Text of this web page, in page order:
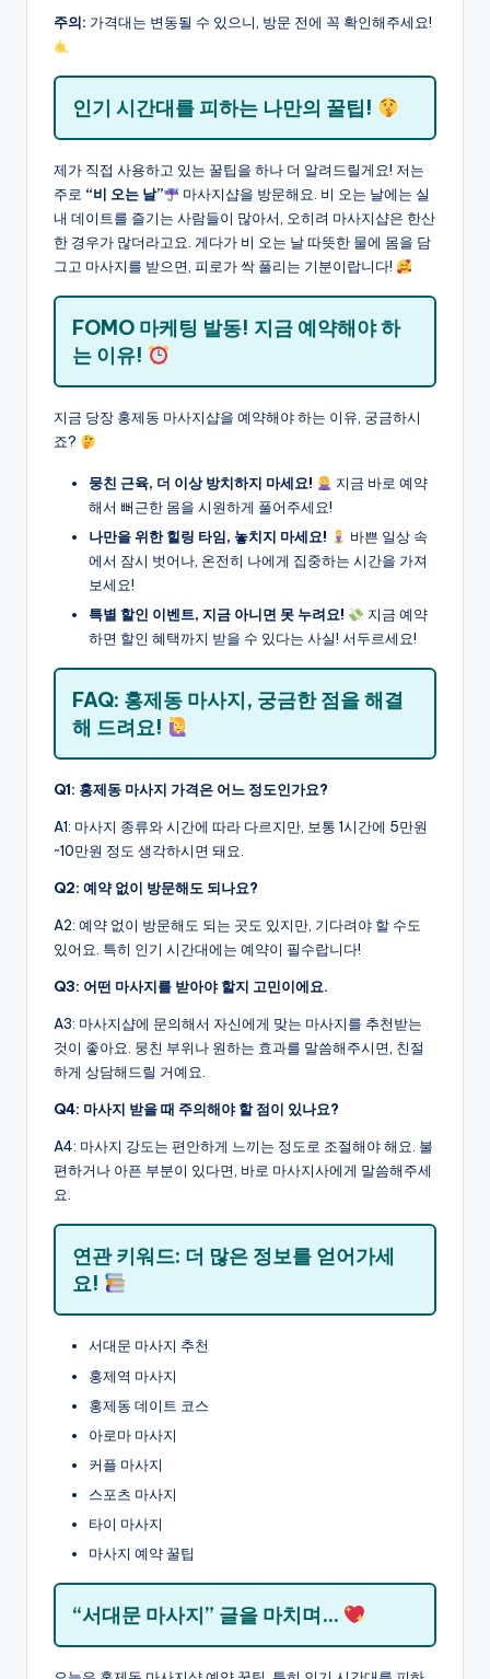
주의: 가격대는 변동될 수 있으니, 방문 전에 꼭 확인해주세요!
인기 시간대를 피하는 나만의 꿀팁!
제가 직접 사용하고 있는 꿀팁을 하나 더 알려드릴게요! 저는
주로 “비 오는 날”
마사지샵을 방문해요. 비 오는 날에는 실
내 데이트를 즐기는 사람들이 많아서, 오히려 마사지샵은 한산
한 경우가 많더라고요. 게다가 비 오는 날 따뜻한 물에 몸을 담
그고 마사지를 받으면, 피로가 싹 풀리는 기분이랍니다!
FOMO 마케팅 발동! 지금 예약해야 하
는 이유!
지금 당장 홍제동 마사지샵을 예약해야 하는 이유, 궁금하시
죠?
뭉친 근육, 더 이상 방치하지 마세요!
지금 바로 예약
해서 뻐근한 몸을 시원하게 풀어주세요!
나만을 위한 힐링 타임, 놓치지 마세요!
바쁜 일상 속
에서 잠시 벗어나, 온전히 나에게 집중하는 시간을 가져
보세요!
특별 할인 이벤트, 지금 아니면 못 누려요!
지금 예약
하면 할인 혜택까지 받을 수 있다는 사실! 서두르세요!
FAQ: 홍제동 마사지, 궁금한 점을 해결
해 드려요!
Q1: 홍제동 마사지 가격은 어느 정도인가요?
A1: 마사지 종류와 시간에 따라 다르지만, 보통 1시간에 5만원
~10만원 정도 생각하시면 돼요.
Q2: 예약 없이 방문해도 되나요?
A2: 예약 없이 방문해도 되는 곳도 있지만, 기다려야 할 수도
있어요. 특히 인기 시간대에는 예약이 필수랍니다!
Q3: 어떤 마사지를 받아야 할지 고민이에요.
A3: 마사지샵에 문의해서 자신에게 맞는 마사지를 추천받는
것이 좋아요. 뭉친 부위나 원하는 효과를 말씀해주시면, 친절
하게 상담해드릴 거예요.
Q4: 마사지 받을 때 주의해야 할 점이 있나요?
A4: 마사지 강도는 편안하게 느끼는 정도로 조절해야 해요. 불
편하거나 아픈 부분이 있다면, 바로 마사지사에게 말씀해주세
요.
연관 키워드: 더 많은 정보를 얻어가세
요!
서대문 마사지 추천
홍제역 마사지
홍제동 데이트 코스
아로마 마사지
커플 마사지
스포츠 마사지
타이 마사지
마사지 예약 꿀팁
“서대문 마사지” 글을 마치며…